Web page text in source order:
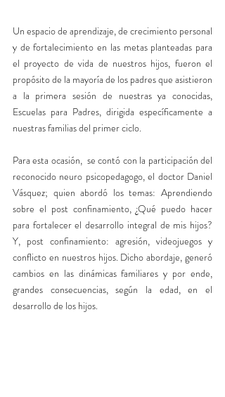
Un espacio de aprendizaje, de crecimiento personal
y de fortalecimiento en las metas planteadas para
el proyecto de vida de nuestros hijos, fueron el
propósito de la mayoría de los padres que asistieron
a la primera sesión de nuestras ya conocidas,
Escuelas para Padres, dirigida específicamente a
nuestras familias del primer ciclo.
Para esta ocasión,  se contó con la participación del
reconocido neuro psicopedagogo, el doctor Daniel
Vásquez; quien abordó los temas: Aprendiendo
sobre el post confinamiento, ¿Qué puedo hacer
para fortalecer el desarrollo integral de mis hijos?
Y, post confinamiento: agresión, videojuegos y
conflicto en nuestros hijos. Dicho abordaje, generó
cambios en las dinámicas familiares y por ende,
grandes consecuencias, según la edad, en el
desarrollo de los hijos.